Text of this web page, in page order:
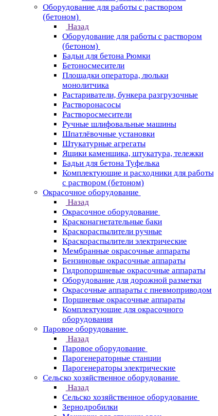
Оборудование для работы с раствором
(бетоном)
Назад
Оборудование для работы с раствором
(бетоном)
Бадьи для бетона Рюмки
Бетоносмесители
Площадки оператора, люльки
монолитчика
Растариватели, бункера разгрузочные
Растворонасосы
Растворосмесители
Ручные шлифовальные машины
Шпатлёвочные установки
Штукатурные агрегаты
Ящики каменщика, штукатура, тележки
Бадьи для бетона Туфелька
Комплектующие и расходники для работы
с раствором (бетоном)
Окрасочное оборудование
Назад
Окрасочное оборудование
Красконагнетательные баки
Краскораспылители ручные
Краскораспылители электрические
Мембранные окрасочные аппараты
Бензиновые окрасочные аппараты
Гидропоршневые окрасочные аппараты
Оборудование для дорожной разметки
Окрасочные аппараты с пневмоприводом
Поршневые окрасочные аппараты
Комплектующие для окрасочного
оборудования
Паровое оборудование
Назад
Паровое оборудование
Парогенераторные станции
Парогенераторы электрические
Сельско хозяйственное оборудование
Назад
Сельско хозяйственное оборудование
Зернодробилки